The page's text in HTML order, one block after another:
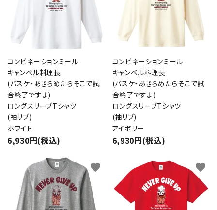
コンビネーションミール
キャンベル料理長
(バスケ・あきらめたらそこで試
合終了ですよ)
ロングスリーブTシャツ
(袖リブ)
ホワイト
6,930円(税込)
コンビネーションミール
キャンベル料理長
(バスケ・あきらめたらそこで試
合終了ですよ)
ロングスリーブTシャツ
(袖リブ)
アイボリー
6,930円(税込)
favorite favorite